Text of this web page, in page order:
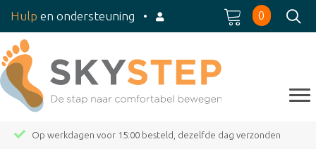
Hulp en ondersteuning • 0
Op werkdagen voor 15:00 besteld, dezelfde dag verzonden